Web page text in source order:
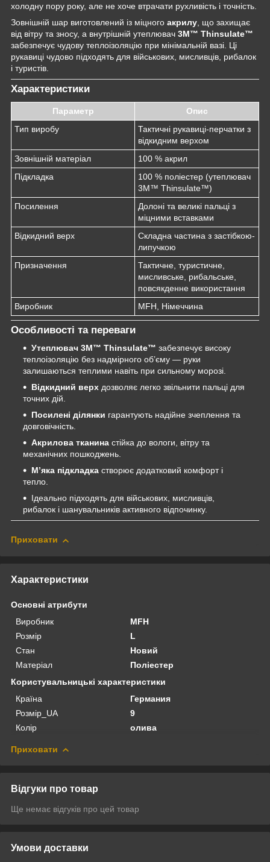
холодну пору року, але не хоче втрачати рухливість і точність.
Зовнішній шар виготовлений із міцного акрилу , що захищає
від вітру та зносу, а внутрішній утеплювач 3M™ Thinsulate™
забезпечує чудову теплоізоляцію при мінімальній вазі. Ці
рукавиці чудово підходять для військових, мисливців, рибалок
і туристів.
Характеристики
Параметр
Опис
Тип виробу
Тактичні рукавиці-перчатки з
відкидним верхом
Зовнішній матеріал
100 % акрил
Підкладка
100 % поліестер (утеплювач
3M™ Thinsulate™)
Посилення
Долоні та великі пальці з
міцними вставками
Відкидний верх
Складна частина з застібкою-
липучкою
Призначення
Тактичне, туристичне,
мисливське, рибальське,
повсякденне використання
Виробник
MFH, Німеччина
Особливості та переваги
Утеплювач 3M™ Thinsulate™ забезпечує високу
теплоізоляцію без надмірного об’єму — руки
залишаються теплими навіть при сильному морозі.
Відкидний верх дозволяє легко звільнити пальці для
точних дій.
Посилені ділянки гарантують надійне зчеплення та
довговічність.
Акрилова тканина стійка до вологи, вітру та
механічних пошкоджень.
М’яка підкладка створює додатковий комфорт і
тепло.
Ідеально підходять для військових, мисливців,
рибалок і шанувальників активного відпочинку.
Приховати
Характеристики
Основні атрибути
Виробник
MFH
Розмір
L
Стан
Новий
Матеріал
Поліестер
Користувальницькі характеристики
Країна
Германия
Розмір_UA
9
Колір
олива
Приховати
Відгуки про товар
Ще немає відгуків про цей товар
Умови доставки